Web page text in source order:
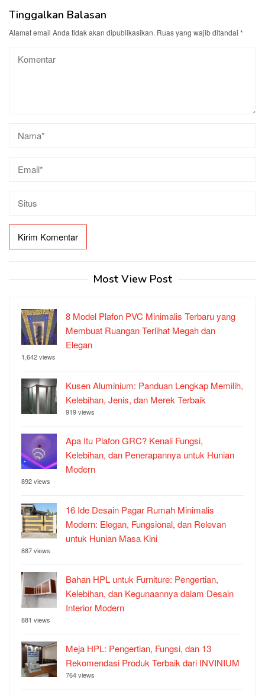
Tinggalkan Balasan
Alamat email Anda tidak akan dipublikasikan. Ruas yang wajib ditandai *
Most View Post
8 Model Plafon PVC Minimalis Terbaru yang
Membuat Ruangan Terlihat Megah dan
Elegan
1,642 views
Kusen Aluminium: Panduan Lengkap Memilih,
Kelebihan, Jenis, dan Merek Terbaik
919 views
Apa Itu Plafon GRC? Kenali Fungsi,
Kelebihan, dan Penerapannya untuk Hunian
Modern
892 views
16 Ide Desain Pagar Rumah Minimalis
Modern: Elegan, Fungsional, dan Relevan
untuk Hunian Masa Kini
887 views
Bahan HPL untuk Furniture: Pengertian,
Kelebihan, dan Kegunaannya dalam Desain
Interior Modern
881 views
Meja HPL: Pengertian, Fungsi, dan 13
Rekomendasi Produk Terbaik dari INVINIUM
764 views